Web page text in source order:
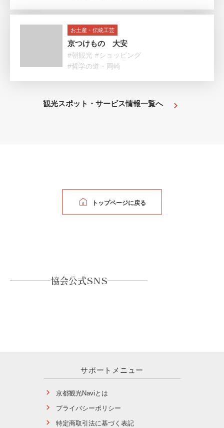
お土産・伝統工芸
京つけもの 大安
#朝観光 #ショッピング
#哲学の道・岡崎
観光スポット・サービス情報一覧へ
トップページに戻る
協会公式SNS
サポートメニュー
京都観光Naviとは
プライバシーポリシー
特定商取引法に基づく表記